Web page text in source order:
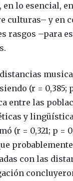
lo esencial, en
culturas– y en
rasgos –para
(r =
entre las
y
(r = 0,321; p
con las